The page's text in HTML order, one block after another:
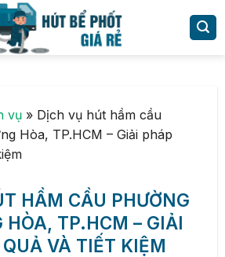
vụ » Dịch vụ hút hầm cầu
Hòa, TP.HCM – Giải pháp
HẦM CẦU PHƯỜNG
HÒA, TP.HCM – GIẢI
VÀ TIẾT KIỆM